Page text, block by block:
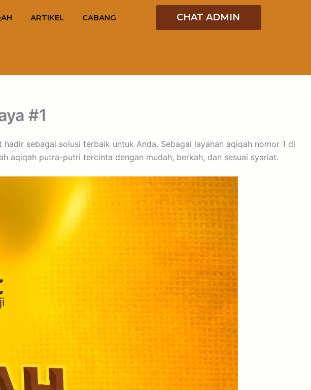
ARTIKEL CABANG CHAT ADMIN
#1
sebagai solusi terbaik untuk Anda. Sebagai layanan aqiqah nomor 1 di
aqiqah putra-putri tercinta dengan mudah, berkah, dan sesuai syariat.